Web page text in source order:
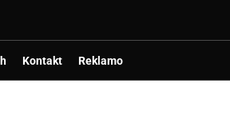
Kontakt Reklamo